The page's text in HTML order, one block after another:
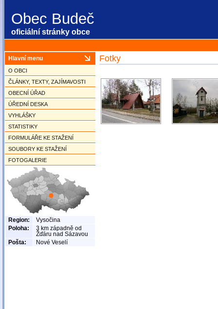
Obec Budeč
oficiální stránky obce
Fotky
Hlavní menu
O OBCI
ČLÁNKY, TEXTY, ZAJÍMAVOSTI
OBECNÍ ÚŘAD
ÚŘEDNÍ DESKA
VYHLÁŠKY
STATISTIKY
FORMULÁŘE KE STAŽENÍ
SOUBORY KE STAŽENÍ
FOTOGALERIE
Region:
Vysočina
Poloha:
3 km západně od
Žďáru nad Sázavou
Pošta:
Nové Veselí